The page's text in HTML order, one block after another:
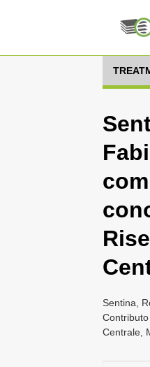
Sentina,
Centrale,